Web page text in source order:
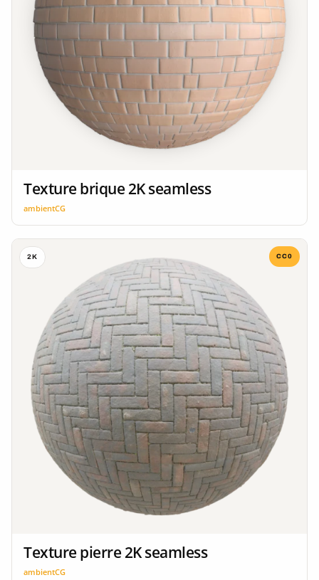
Texture brique 2K seamless
ambientCG
2K CC0
Texture pierre 2K seamless
ambientCG